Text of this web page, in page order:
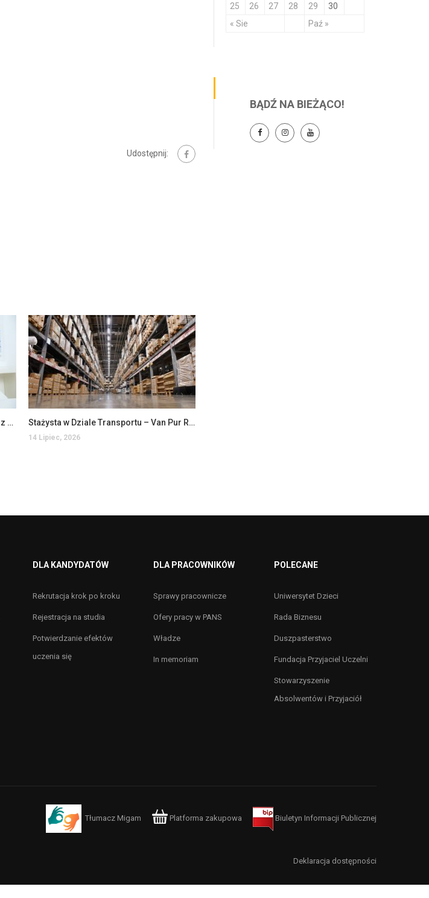
Udostępnij:
Oferta pracy: Pielęgniarka / Pielęgniarz w Domu Pomocy Społecznej Stażysta w Dziale Transportu – Van Pur Rakszawa
14 Lipiec, 2026
« Sie Paź »
25
26 27 28 29 30
BĄDŹ NA BIEŻĄCO!
DLA KANDYDATÓW
Rekrutacja krok po kroku
Rejestracja na studia
Potwierdzanie efektów
uczenia się
DLA PRACOWNIKÓW
Sprawy pracownicze
Ofery pracy w PANS
Władze
In memoriam
POLECANE
Uniwersytet Dzieci
Rada Biznesu
Duszpasterstwo
Fundacja Przyjaciel Uczelni
Stowarzyszenie
Absolwentów i Przyjaciół
Tłumacz Migam Platforma zakupowa Biuletyn Informacji Publicznej
Deklaracja dostępności